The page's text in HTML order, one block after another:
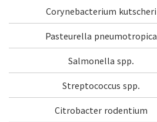
Corynebacterium kutscheri
Pasteurella pneumotropica
Salmonella spp.
Streptococcus spp.
Citrobacter rodentium